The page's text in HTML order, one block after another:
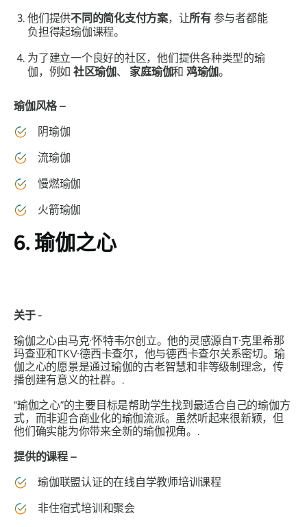
他们提供不同的简化支付方案，让所有 参与者都能
负担得起瑜伽课程。
为了建立一个良好的社区，他们提供各种类型的瑜
伽，例如 社区瑜伽、 家庭瑜伽和 鸡瑜伽。
瑜伽风格 –
阴瑜伽
流瑜伽
慢燃瑜伽
火箭瑜伽
6. 瑜伽之心
关于 -
瑜伽之心由马克·怀特韦尔创立。他的灵感源自T·克里希那
玛查亚和TKV·德西卡查尔，他与德西卡查尔关系密切。瑜
伽之心的愿景是通过瑜伽的古老智慧和非等级制理念，传
播创建有意义的社群。.
“瑜伽之心”的主要目标是帮助学生找到最适合自己的瑜伽方
式，而非迎合商业化的瑜伽流派。虽然听起来很新颖，但
他们确实能为你带来全新的瑜伽视角。.
提供的课程 –
瑜伽联盟认证的在线自学教师培训课程
非住宿式培训和聚会